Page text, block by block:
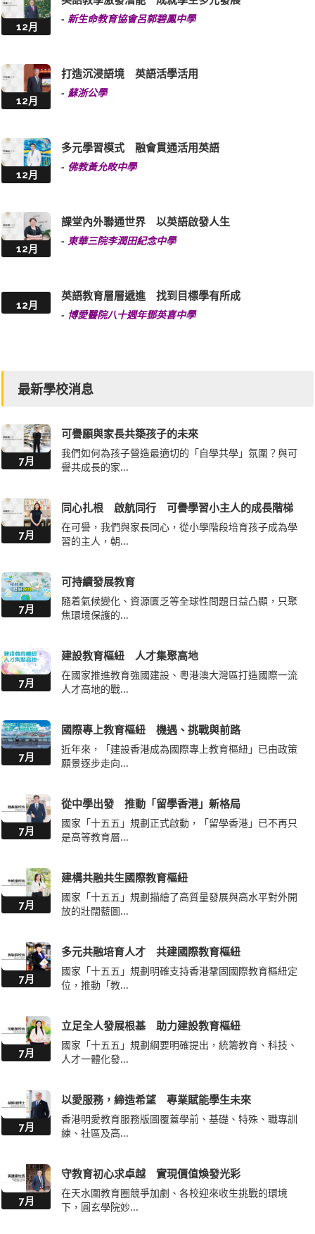
12月
- 新生命教育協會呂郭碧鳳中學
12月
打造沉浸語境 英語活學活用
- 蘇浙公學
12月
多元學習模式 融會貫通活用英語
- 佛教黃允畋中學
12月
課堂內外聯通世界 以英語啟發人生
- 東華三院李潤田紀念中學
12月
英語教育層層遞進 找到目標學有所成
- 博愛醫院八十週年鄧英喜中學
最新學校消息
7月
可譽願與家長共築孩子的未來
我們如何為孩子營造最適切的「自學共學」氛圍？與可
譽共成長的家...
7月
同心扎根 啟航同行 可譽學習小主人的成長階梯
在可譽，我們與家長同心，從小學階段培育孩子成為學
習的主人，朝...
7月
可持續發展教育
隨着氣候變化、資源匱乏等全球性問題日益凸顯，只聚
焦環境保護的...
7月
建設教育樞紐 人才集聚高地
在國家推進教育強國建設、粵港澳大灣區打造國際一流
人才高地的戰...
7月
國際專上教育樞紐 機遇、挑戰與前路
近年來，「建設香港成為國際專上教育樞紐」已由政策
願景逐步走向...
7月
從中學出發 推動「留學香港」新格局
國家「十五五」規劃正式啟動，「留學香港」已不再只
是高等教育層...
7月
建構共融共生國際教育樞紐
國家「十五五」規劃描繪了高質量發展與高水平對外開
放的壯闊藍圖...
7月
多元共融培育人才 共建國際教育樞紐
國家「十五五」規劃明確支持香港鞏固國際教育樞紐定
位，推動「教...
7月
立足全人發展根基 助力建設教育樞紐
國家「十五五」規劃綱要明確提出，統籌教育、科技、
人才一體化發...
7月
以愛服務，締造希望 專業賦能學生未來
香港明愛教育服務版圖覆蓋學前、基礎、特殊、職專訓
練、社區及高...
7月
守教育初心求卓越 實現價值煥發光彩
在天水圍教育圈競爭加劇、各校迎來收生挑戰的環境
下，圓玄學院妙...